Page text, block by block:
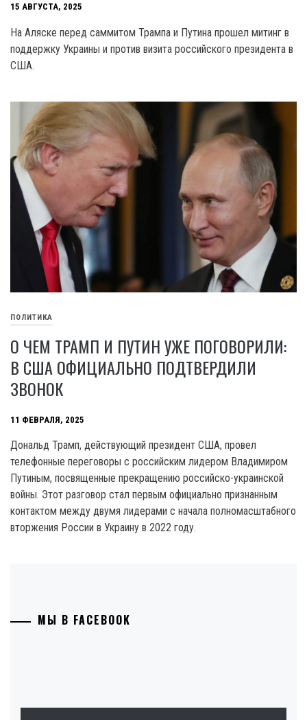
15 АВГУСТА, 2025
На Аляске перед саммитом Трампа и Путина прошел митинг в
поддержку Украины и против визита российского президента в
США.
ПОЛИТИКА
О ЧЕМ ТРАМП И ПУТИН УЖЕ ПОГОВОРИЛИ:
В США ОФИЦИАЛЬНО ПОДТВЕРДИЛИ
ЗВОНОК
11 ФЕВРАЛЯ, 2025
Дональд Трамп, действующий президент США, провел
телефонные переговоры с российским лидером Владимиром
Путиным, посвященные прекращению российско-украинской
войны. Этот разговор стал первым официально признанным
контактом между двумя лидерами с начала полномасштабного
вторжения России в Украину в 2022 году.
МЫ В FACEBOOK